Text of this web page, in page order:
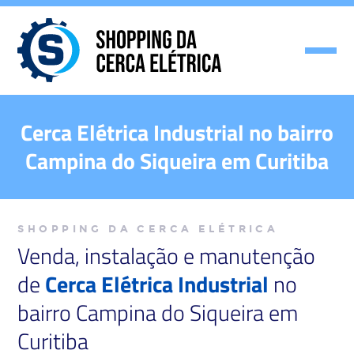
Cerca Elétrica Industrial no bairro
Campina do Siqueira em Curitiba
SHOPPING DA CERCA ELÉTRICA
Venda, instalação e manutenção
deCerca Elétrica Industrial no
bairro Campina do Siqueira em
Curitiba